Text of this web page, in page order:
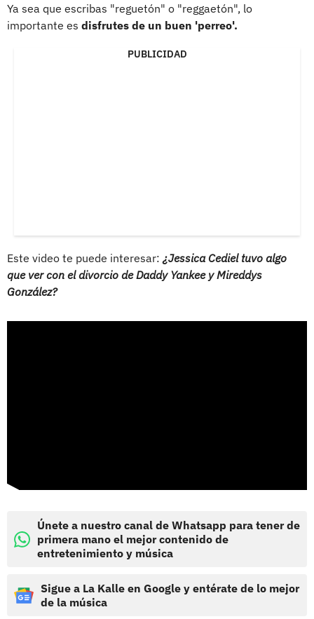
Ya sea que escribas "reguetón" o "reggaetón", lo
importante es disfrutes de un buen 'perreo'.
PUBLICIDAD
Este video te puede interesar: ¿Jessica Cediel tuvo algo
que ver con el divorcio de Daddy Yankee y Mireddys
González?
Únete a nuestro canal de Whatsapp para tener de
primera mano el mejor contenido de
entretenimiento y música
Sigue a La Kalle en Google y entérate de lo mejor
de la música